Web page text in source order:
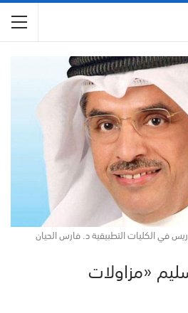
في الكليات التطبيقية د. فارس الحيان
«مزاولات